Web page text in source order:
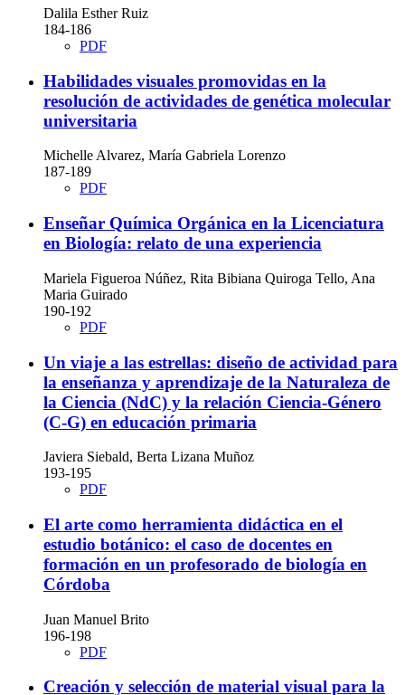
Dalila Esther Ruiz
184-186
PDF
Habilidades visuales promovidas en la
resolución de actividades de genética molecular
universitaria
Michelle Alvarez, María Gabriela Lorenzo
187-189
PDF
Enseñar Química Orgánica en la Licenciatura
en Biología: relato de una experiencia
Mariela Figueroa Núñez, Rita Bibiana Quiroga Tello, Ana
Maria Guirado
190-192
PDF
Un viaje a las estrellas: diseño de actividad para
la enseñanza y aprendizaje de la Naturaleza de
la Ciencia (NdC) y la relación Ciencia-Género
(C-G) en educación primaria
Javiera Siebald, Berta Lizana Muñoz
193-195
PDF
El arte como herramienta didáctica en el
estudio botánico: el caso de docentes en
formación en un profesorado de biología en
Córdoba
Juan Manuel Brito
196-198
PDF
Creación y selección de material visual para la